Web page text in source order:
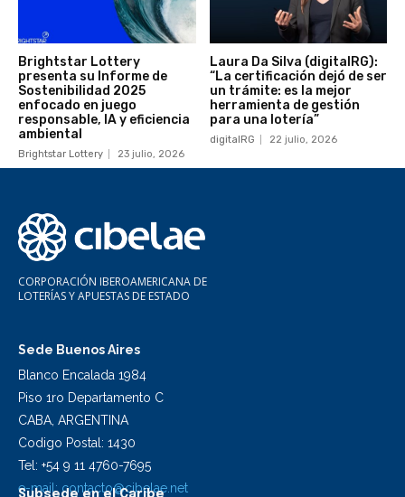
Brightstar Lottery
presenta su Informe de
Sostenibilidad 2025
enfocado en juego
responsable, IA y eficiencia
ambiental
Brightstar Lottery 23 julio, 2026
Laura Da Silva (digitalRG):
“La certificación dejó de ser
un trámite: es la mejor
herramienta de gestión
para una lotería”
digitalRG 22 julio, 2026
CORPORACIÓN IBEROAMERICANA DE
LOTERÍAS Y APUESTAS DE ESTADO
Sede Buenos Aires
Blanco Encalada 1984
Piso 1ro Departamento C
CABA, ARGENTINA
Codigo Postal: 1430
Tel: +54 9 11 4760-7695
e-mail: contacto@cibelae.net
Subsede en el Caribe